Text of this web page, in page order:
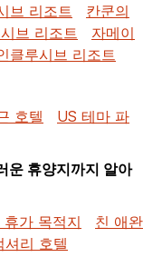
브 리조트
칸쿤의
브 리조트
자메이
클루시브 리조트
호텔
US 테마 파
운 휴양지까지 알아
휴가 목적지
친 애완
리 호텔